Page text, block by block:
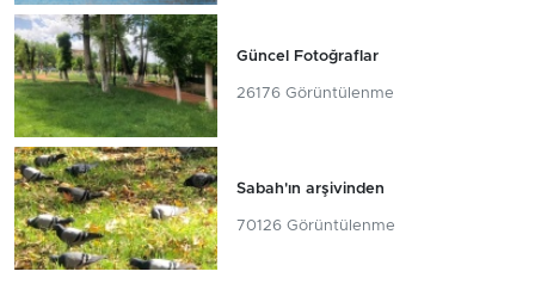
Güncel Fotoğraflar
26176 Görüntülenme
Sabah'ın arşivinden
70126 Görüntülenme